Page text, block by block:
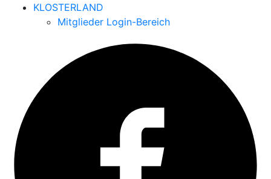
KLOSTERLAND
Mitglieder Login-Bereich